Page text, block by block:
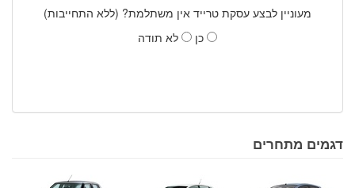
מעוניין לבצע עסקת טרייד אין משתלמת? (ללא התחייבות)
כן
לא תודה
דגמים מתחרים